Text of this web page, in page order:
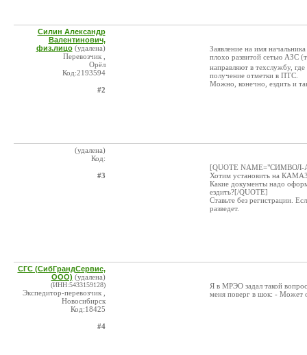
Силин Александр
Валентинович,
физ.лицо (удалена)
Перевозчик ,
Орёл
Код:2193594
#2
Заявление на имя
плохо развитой сетью АЗС
направляют в техслужбу,
получение отметки в ПТС.
Можно, конечно, ездить и
(удалена)
Код:
#3
[QUOTE
Хотим установить на
Какие документы надо
ездить?[/QUOTE]
Ставьте без регистрации.
разведет.
СГС (СибГрандСервис,
ООО) (удалена)
(ИНН:5433159128)
Экспедитор-перевозчик ,
Новосибирск
Код:18425
#4
Я в МРЭО задал такой
меня поверг в шок: - Может